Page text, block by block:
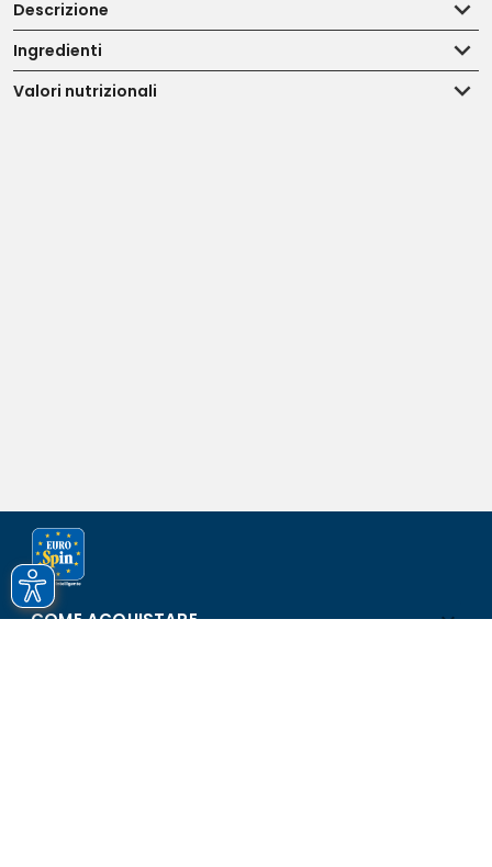
Descrizione
Ingredienti
Valori nutrizionali
COME ACQUISTARE